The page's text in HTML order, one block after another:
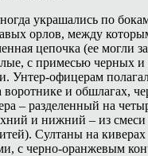
украшались по
орлов, между
цепочка (ее могли
с примесью черных
Унтер-офицерам
и обшлагах,
– разделенный на
и нижний – из
Султаны на киверах
с черно-оранжевым